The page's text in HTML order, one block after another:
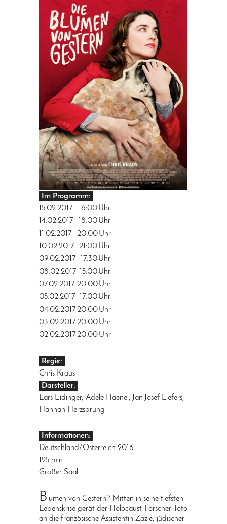
Im Programm:
15.02.2017
16:00Uhr
14.02.2017
18:00Uhr
11.02.2017
20:00Uhr
10.02.2017
21:00Uhr
09.02.2017
17:30Uhr
08.02.2017
15:00Uhr
07.02.2017 20:00Uhr
05.02.2017
17:00Uhr
04.02.201720:00Uhr
03.02.201720:00Uhr
02.02.201720:00Uhr
Regie:
Chris Kraus
Darsteller:
Lars Eidinger, Adele Haenel, Jan Josef Liefers,
Hannah Herzsprung
Informationen:
Deutschland/Österreich 2016
125 min
Großer Saal
B lumen von Gestern? Mitten in seine tiefsten
Lebenskrise gerät der Holocaust-Forscher Toto
an die französische Assistentin Zazie, jüdischer